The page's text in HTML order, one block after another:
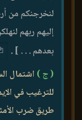
لنخرجنكم من
إليهم ربهم
بعدهم . . . ] .
( ج ) اشتمال
للترغيب في
طريق ضرب